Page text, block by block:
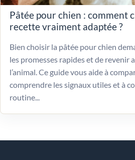
Pâtée pour chien : comment
recette vraiment adaptée ?
Bien choisir la pâtée pour chien
les promesses rapides et de revenir
l’animal. Ce guide vous aide à
comprendre les signaux utiles et à
routine...